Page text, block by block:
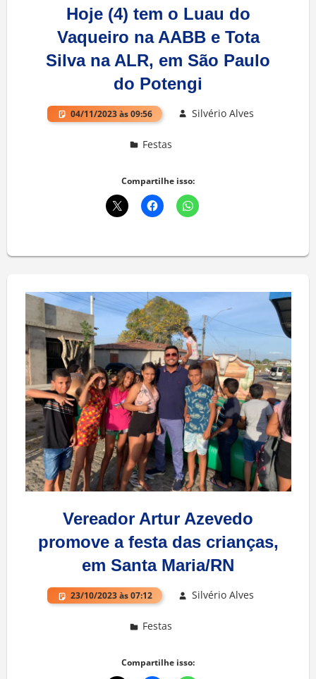
Hoje (4) tem o Luau do
Vaqueiro na AABB e Tota
Silva na ALR, em São Paulo
do Potengi
04/11/2023 às 09:56 Silvério Alves
Festas
Compartilhe isso:
Vereador Artur Azevedo
promove a festa das crianças,
em Santa Maria/RN
23/10/2023 às 07:12 Silvério Alves
Festas
Compartilhe isso: